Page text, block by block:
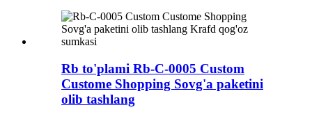
Rb to'plami Rb-C-0005 Custom
Custome Shopping Sovg'a paketini
olib tashlang